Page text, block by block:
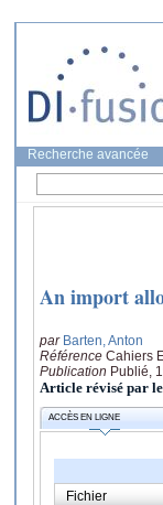
Recherche avancée
An import
par Barten, Anton
Référence Cahiers
Publication Publié,
Article révisé par
ACCÈS EN LIGNE
Fichier